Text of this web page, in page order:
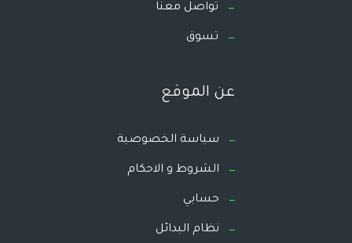
تواصل معنا
تسوق
عن الموقع
سياسة الخصوصية
الشروط و الاحكام
حسابي
نظام البدائل